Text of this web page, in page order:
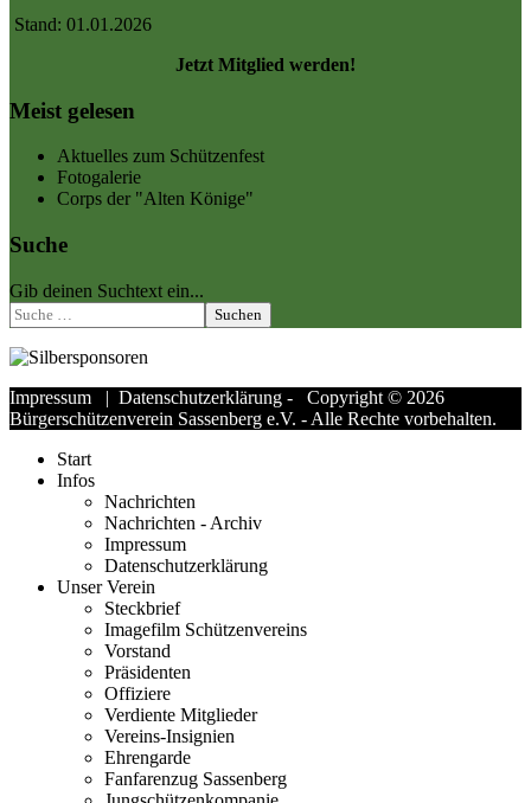
Stand: 01.01.2026
Jetzt Mitglied werden!
Meist gelesen
Aktuelles zum Schützenfest
Fotogalerie
Corps der "Alten Könige"
Suche
Gib deinen Suchtext ein...
Suchen
Impressum | Datenschutzerklärung - Copyright © 2026
Bürgerschützenverein Sassenberg e.V. - Alle Rechte vorbehalten.
Start
Infos
Nachrichten
Nachrichten - Archiv
Impressum
Datenschutzerklärung
Unser Verein
Steckbrief
Imagefilm Schützenvereins
Vorstand
Präsidenten
Offiziere
Verdiente Mitglieder
Vereins-Insignien
Ehrengarde
Fanfarenzug Sassenberg